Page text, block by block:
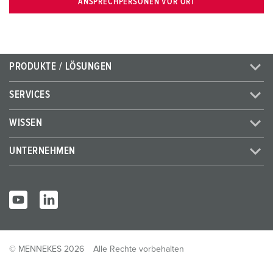
PRODUKTE / LÖSUNGEN
SERVICES
WISSEN
UNTERNEHMEN
© MENNEKES 2026 Alle Rechte vorbehalten